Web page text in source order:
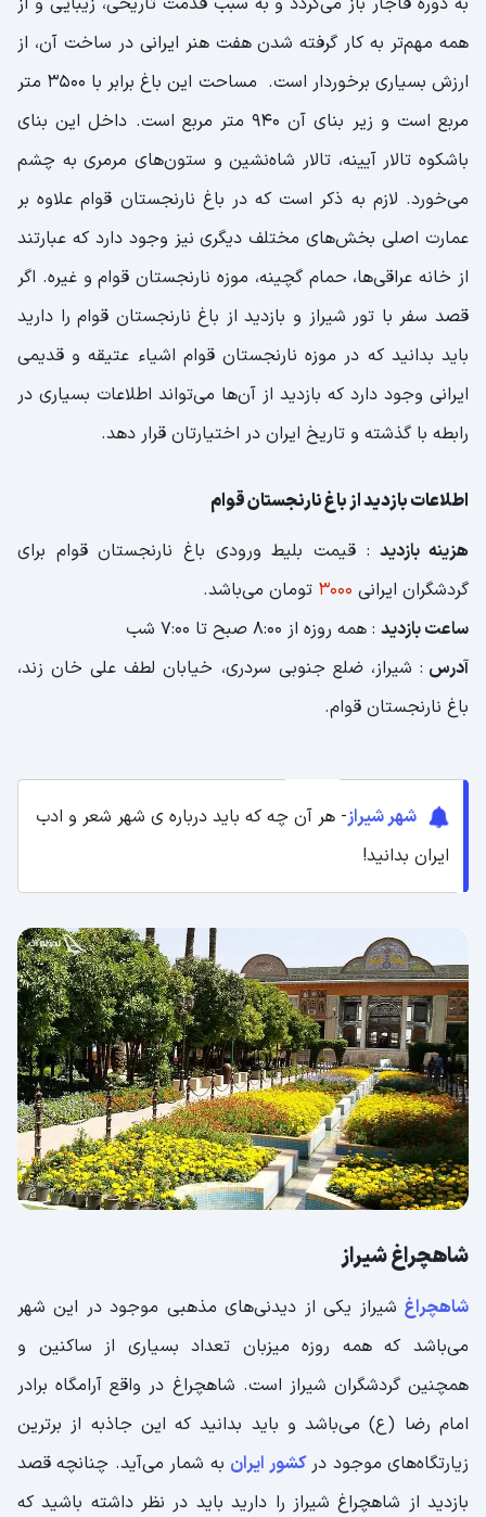
همه مهم‌تر به کار گرفته شدن هفت هنر ایرانی در ساخت آن، از
ارزش بسیاری برخوردار است. مساحت این باغ برابر با 3500 متر
مربع است و زیر بنای آن 940 متر مربع است. داخل این بنای
باشکوه تالار آیینه، تالار شاه‌نشین و ستون‌های مرمری به چشم
می‌خورد. لازم به ذکر است که در باغ نارنجستان قوام علاوه بر
عمارت اصلی بخش‌های مختلف دیگری نیز وجود دارد که عبارتند
از خانه عراقی‌ها، حمام گچینه، موزه نارنجستان قوام و غیره. اگر
قصد سفر با تور شیراز و بازدید از باغ نارنجستان قوام را دارید
باید بدانید که در موزه نارنجستان قوام اشیاء عتیقه و قدیمی
ایرانی وجود دارد که بازدید از آن‌ها می‌تواند اطلاعات بسیاری در
رابطه با گذشته و تاریخ ایران در اختیارتان قرار دهد.
اطلاعات بازدید از باغ نارنجستان قوام
هزینه بازدید: قیمت بلیط ورودی باغ نارنجستان قوام برای
گردشگران ایرانی 3000 تومان می‌باشد.
ساعت بازدید : همه روزه از 8:00 صبح تا 7:00 شب
آدرس : شیراز، ضلع جنوبی سردری، خیابان لطف علی خان زند،
باغ نارنجستان قوام.
شهر شیراز- هر آن چه که باید درباره ی شهر شعر و ادب
ایران بدانید!
شاهچراغ شیراز
شاهچراغ شیراز یکی از دیدنی‌های مذهبی موجود در این شهر
می‌باشد که همه روزه میزبان تعداد بسیاری از ساکنین و
همچنین گردشگران شیراز است. شاهچراغ در واقع آرامگاه برادر
امام رضا (ع) می‌باشد و باید بدانید که این جاذبه از برترین
زیارتگاه‌های موجود درکشور ایران به شمار می‌آید. چنانچه قصد
بازدید از شاهچراغ شیراز را دارید باید در نظر داشته باشید که